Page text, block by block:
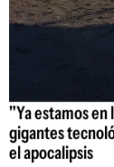
"Ya estamos en
gigantes
el apocalipsis